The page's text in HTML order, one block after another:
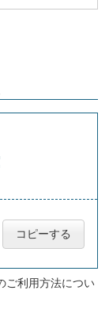
コピーする
ご利用方法につい